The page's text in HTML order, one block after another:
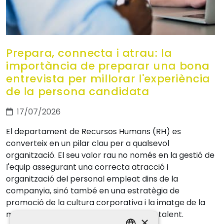
Prepara, connecta i atrau: la
importància de preparar una bona
entrevista per millorar l'experiència
de la persona candidata
17/07/2026
El departament de Recursos Humans (RH) es
converteix en un pilar clau per a qualsevol
organització. El seu valor rau no només en la gestió de
l'equip assegurant una correcta atracció i
organització del personal empleat dins de la
companyia, sinó també en una estratègia de
promoció de la cultura corporativa i la imatge de la
marca ocupadora per atraure i retenir talent.